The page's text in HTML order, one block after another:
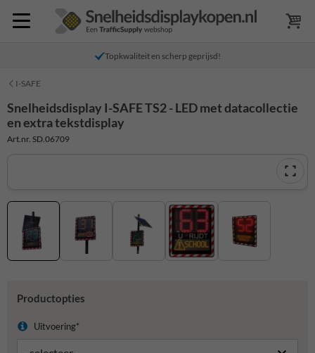
Topkwaliteit en scherp geprijsd!
I-SAFE
Snelheidsdisplay I-SAFE TS2 - LED met datacollectie
en extra tekstdisplay
Art.nr. SD.06709
Productopties
Uitvoering*